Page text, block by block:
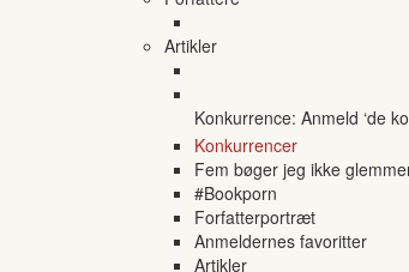
Artikler
Konkurrence: Anmeld ‘de
Konkurrencer
Fem bøger jeg ikke
#Bookporn
Forfatterportræt
Anmeldernes favoritter
Artikler